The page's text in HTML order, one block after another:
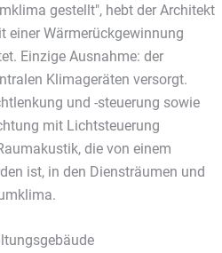
gestellt", hebt der Architekt
einer Wärmerückgewinnung
Einzige Ausnahme: der
Klimageräten versorgt.
und -steuerung sowie
mit Lichtsteuerung
die von einem
ist, in den Diensträumen und